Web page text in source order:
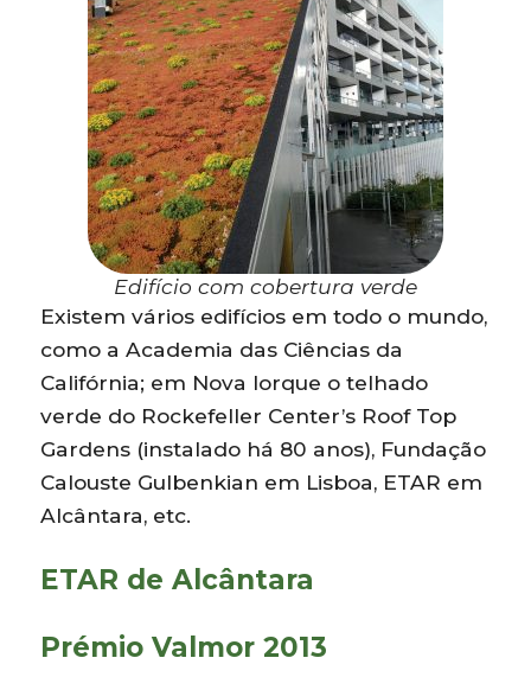
Edifício com cobertura verde
Existem vários edifícios em todo o mundo,
como a Academia das Ciências da
Califórnia; em Nova Iorque o telhado
verde do Rockefeller Center’s Roof Top
Gardens (instalado há 80 anos), Fundação
Calouste Gulbenkian em Lisboa, ETAR em
Alcântara, etc.
ETAR de Alcântara
Prémio Valmor 2013